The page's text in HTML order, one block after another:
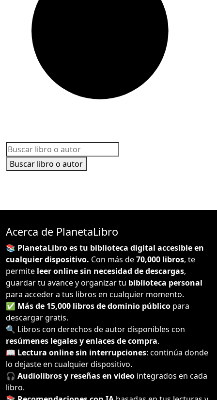
Buscar libro o autor
Acerca de PlanetaLibro
📚 PlanetaLibro es tu biblioteca digital accesible en
cualquier dispositivo. Con más de70,000 libros, te
permite leer online sin necesidad de descargas,
guardar tu avance y organizar tu biblioteca personal
para acceder a tus libros en cualquier momento.
✅ Más de 15,000 libros de dominio público para
descargar gratis.
🔍 Libros con derechos de autor disponibles con
resúmenes legales y enlaces de compra.
📖 Lectura online sin interrupciones: continúa donde
lo dejaste en cualquier dispositivo.
🎧 Audiolibros y reseñas en video integrados en cada
libro.